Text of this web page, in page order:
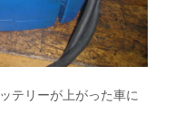
テリーが上がった車に